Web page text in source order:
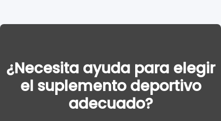
¿Necesita ayuda para elegir
el suplemento deportivo
adecuado?